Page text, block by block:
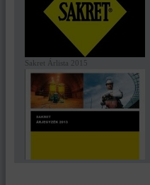
Sakret Árlista 2015